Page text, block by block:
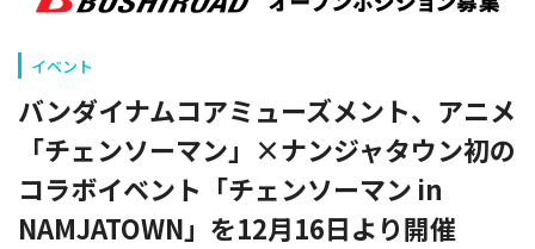
イベント
バンダイナムコアミューズメント、アニメ
「チェンソーマン」×ナンジャタウン初の
コラボイベント「チェンソーマン in
NAMJATOWN」を12月16日より開催